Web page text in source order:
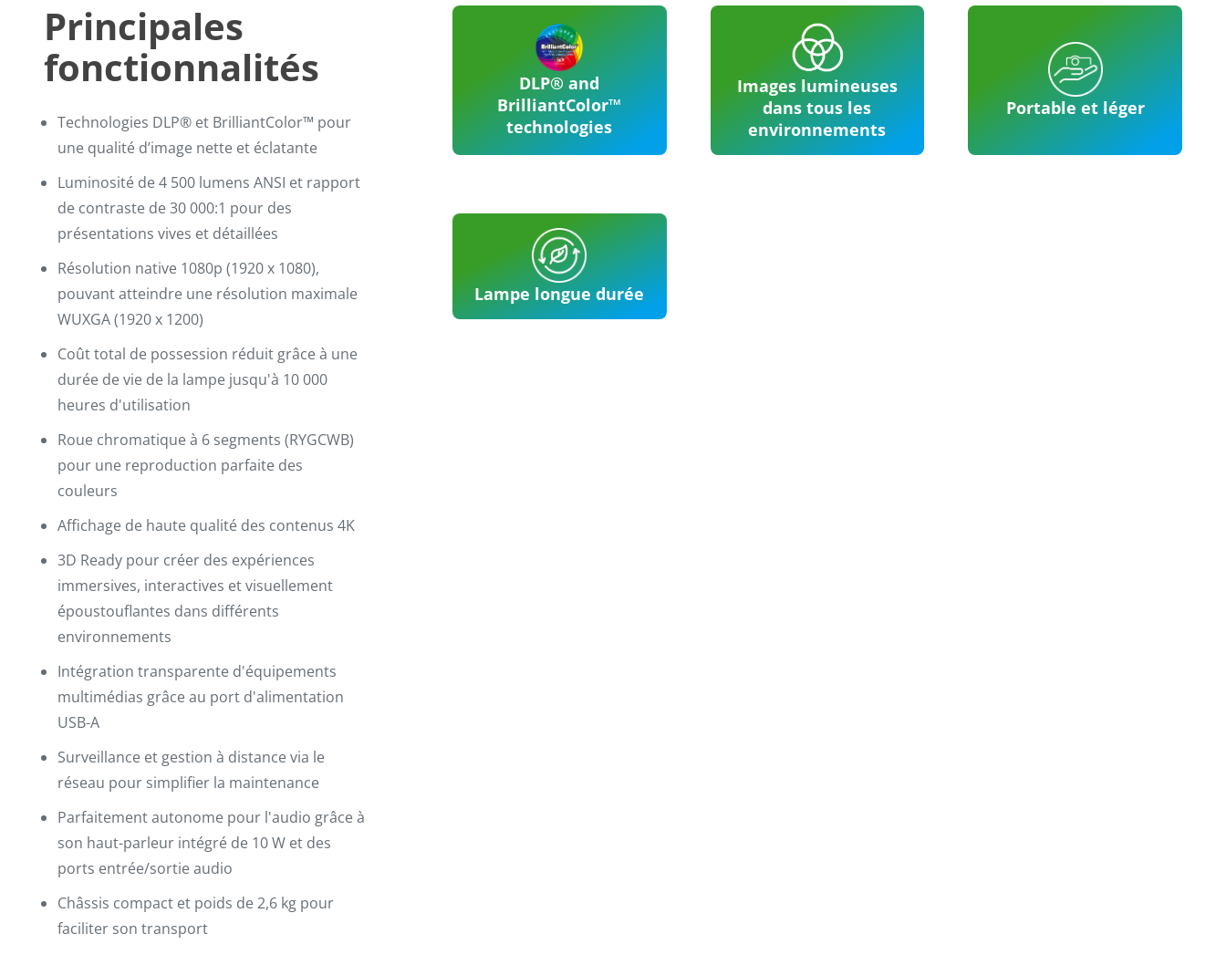
Principales
fonctionnalités
Technologies DLP® et BrilliantColor™ pour
une qualité d’image nette et éclatante
Luminosité de 4 500 lumens ANSI et rapport
de contraste de 30 000:1 pour des
présentations vives et détaillées
Résolution native 1080p (1920 x 1080),
pouvant atteindre une résolution maximale
WUXGA (1920 x 1200)
Coût total de possession réduit grâce à une
durée de vie de la lampe jusqu'à 10 000
heures d'utilisation
Roue chromatique à 6 segments (RYGCWB)
pour une reproduction parfaite des
couleurs
Affichage de haute qualité des contenus 4K
3D Ready pour créer des expériences
immersives, interactives et visuellement
époustouflantes dans différents
environnements
Intégration transparente d'équipements
multimédias grâce au port d'alimentation
USB-A
Surveillance et gestion à distance via le
réseau pour simplifier la maintenance
Parfaitement autonome pour l'audio grâce à
son haut-parleur intégré de 10 W et des
ports entrée/sortie audio
Châssis compact et poids de 2,6 kg pour
faciliter son transport
DLP® and
BrilliantColor™
technologies
Images lumineuses
dans tous les
environnements
Portable et léger
Lampe longue durée